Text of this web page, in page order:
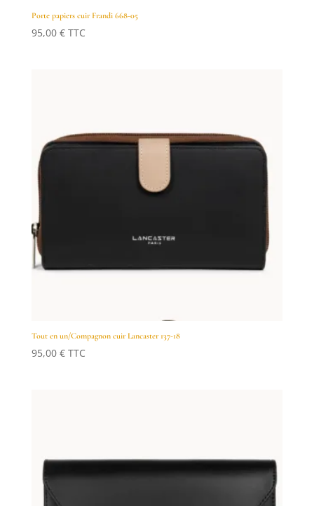
Porte papiers cuir Frandi 668-05
95,00 € TTC
Tout en un/Compagnon cuir Lancaster 137-18
95,00 € TTC